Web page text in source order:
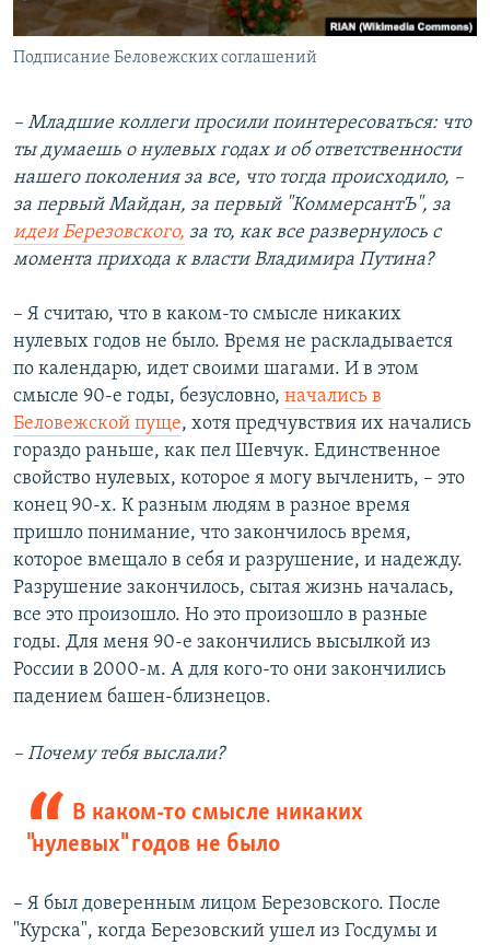
Подписание Беловежских соглашений
– Младшие коллеги просили поинтересоваться: что
ты думаешь о нулевых годах и об ответственности
нашего поколения за все, что тогда происходило, –
за первый Майдан, за первый "КоммерсантЪ", за
идеи Березовского, за то, как все развернулось с
момента прихода к власти Владимира Путина?
– Я считаю, что в каком-то смысле никаких
нулевых годов не было. Время не раскладывается
по календарю, идет своими шагами. И в этом
смысле 90-е годы, безусловно, начались в
Беловежской пуще, хотя предчувствия их начались
гораздо раньше, как пел Шевчук. Единственное
свойство нулевых, которое я могу вычленить, – это
конец 90-х. К разным людям в разное время
пришло понимание, что закончилось время,
которое вмещало в себя и разрушение, и надежду.
Разрушение закончилось, сытая жизнь началась,
все это произошло. Но это произошло в разные
годы. Для меня 90-е закончились высылкой из
России в 2000-м. А для кого-то они закончились
падением башен-близнецов.
– Почему тебя выслали?
В каком-то смысле никаких
"нулевых" годов не было
– Я был доверенным лицом Березовского. После
"Курска", когда Березовский ушел из Госдумы и